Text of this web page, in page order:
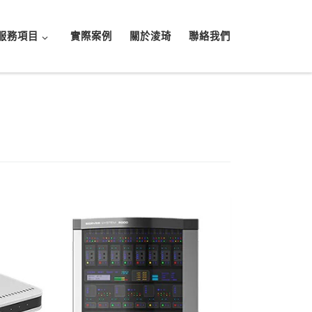
務項目 實際案例 關於淩琦 聯絡我們